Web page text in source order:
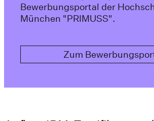
Bewerbungsportal der
München "PRIMUSS".
Zum